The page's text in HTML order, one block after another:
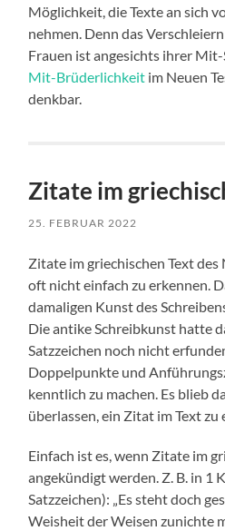
Möglichkeit, die Texte an sich
nehmen. Denn das
Frauen ist angesichts ihrer
Mit-Brüderlichkeit im Neuen
denkbar.
Zitate im
25. FEBRUAR 2022
Zitate im griechischen Text des
oft nicht einfach zu erkennen.
damaligen Kunst des
Die antike Schreibkunst hatte
Satzzeichen noch nicht
Doppelpunkte und
kenntlich zu machen. Es blieb
überlassen, ein Zitat im Text zu
Einfach ist es, wenn Zitate im
angekündigt werden. Z. B. in 1
Satzzeichen): „Es steht doch
Weisheit der Weisen zunichte